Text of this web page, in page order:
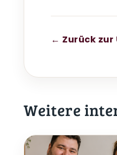
← Zurück zur
Weitere